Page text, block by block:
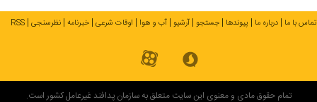
تماس با ما درباره ما پیوندها جستجو آرشیو آب و هوا اوقات شرعی خبرنامه نظرسنجی RSS
تمام حقوق مادی و معنوی این سایت متعلق به سازمان پدافند غیرعامل کشور است.